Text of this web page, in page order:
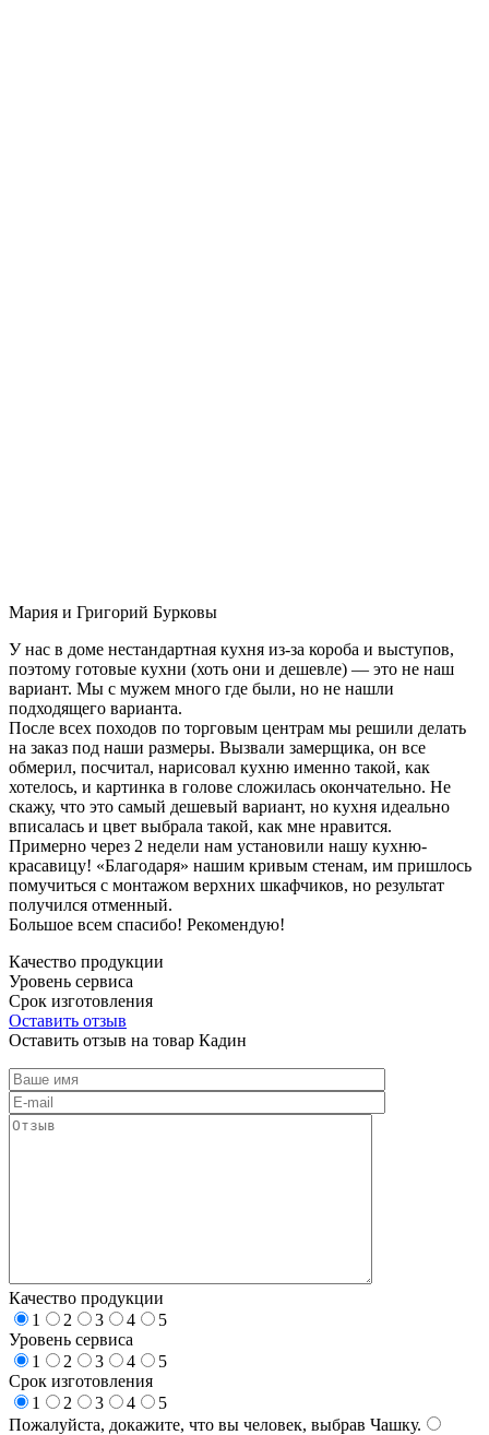
Мария и Григорий Бурковы
У нас в доме нестандартная кухня из-за короба и выступов,
поэтому готовые кухни (хоть они и дешевле) — это не наш
вариант. Мы с мужем много где были, но не нашли
подходящего варианта.
После всех походов по торговым центрам мы решили делать
на заказ под наши размеры. Вызвали замерщика, он все
обмерил, посчитал, нарисовал кухню именно такой, как
хотелось, и картинка в голове сложилась окончательно. Не
скажу, что это самый дешевый вариант, но кухня идеально
вписалась и цвет выбрала такой, как мне нравится.
Примерно через 2 недели нам установили нашу кухню-
красавицу! «Благодаря» нашим кривым стенам, им пришлось
помучиться с монтажом верхних шкафчиков, но результат
получился отменный.
Большое всем спасибо! Рекомендую!
Качество продукции
Уровень сервиса
Срок изготовления
Оставить отзыв
Оставить отзыв на товар Кадин
Качество продукции
1
2 3 4
5
Уровень сервиса
1
2 3 4
5
Срок изготовления
1
2 3 4
5
Пожалуйста, докажите, что вы человек, выбрав Чашку.